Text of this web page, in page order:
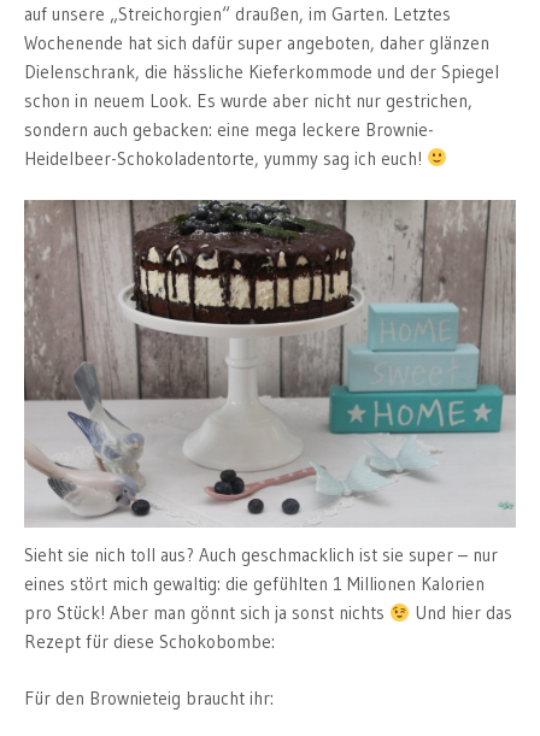
auf unsere „Streichorgien“ draußen, im Garten. Letztes
Wochenende hat sich dafür super angeboten, daher glänzen
Dielenschrank, die hässliche Kieferkommode und der Spiegel
schon in neuem Look. Es wurde aber nicht nur gestrichen,
sondern auch gebacken: eine mega leckere Brownie-
Heidelbeer-Schokoladentorte, yummy sag ich euch!
Sieht sie nich toll aus? Auch geschmacklich ist sie super – nur
eines stört mich gewaltig: die gefühlten 1 Millionen Kalorien
pro Stück! Aber man gönnt sich ja sonst nichts
Und hier das
Rezept für diese Schokobombe:
Für den Brownieteig braucht ihr: